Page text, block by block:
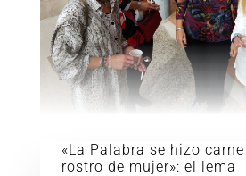
«La Palabra se hizo
rostro de mujer»: el lema